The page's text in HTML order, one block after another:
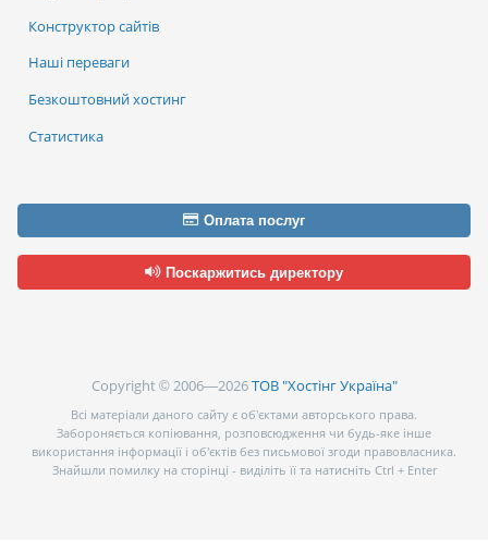
Конструктор сайтів
Наші переваги
Безкоштовний хостинг
Статистика
Оплата послуг
Поскаржитись директору
Copyright © 2006—2026ТОВ "Хостінг Україна"
Всі матеріали даного сайту є об’єктами авторського права.
Забороняється копіювання, розповсюдження чи будь-яке інше
використання інформації і об’єктів без письмової згоди правовласника.
Знайшли помилку на сторінці - виділіть її та натисніть Ctrl + Enter